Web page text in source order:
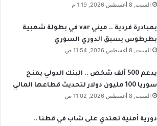
السبت, 8 أغسطس 2026, 1:19 م
بمبادرة فردية .. ميني var في بطولة شعبية
بطرطوس يسبق الدوري السوري
السبت, 8 أغسطس 2026, 11:54 ص
يدعم 500 ألف شخص .. البنك الدولي يمنح
سوريا 100 مليون دولار لتحديث قطاعها المالي
السبت, 8 أغسطس 2026, 11:02 ص
دورية أمنية تعتدي على شاب في قطنا ..